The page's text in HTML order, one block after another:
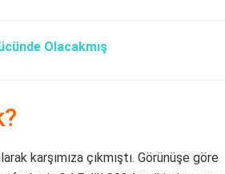
Olacakmış
karşımıza çıkmıştı. Görünüşe göre